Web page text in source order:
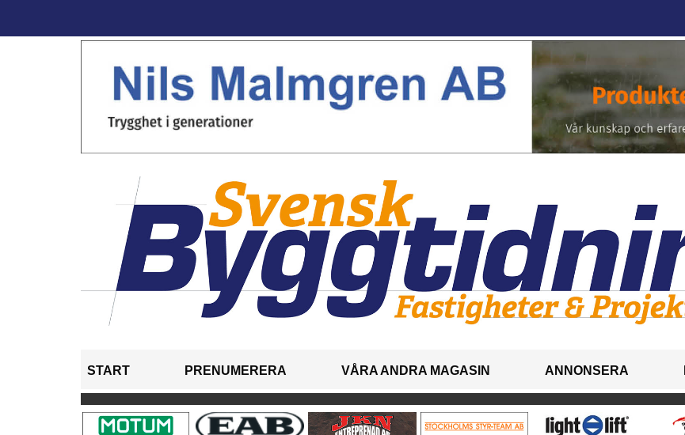
START PRENUMERERA VÅRA ANDRA MAGASIN ANNONSERA